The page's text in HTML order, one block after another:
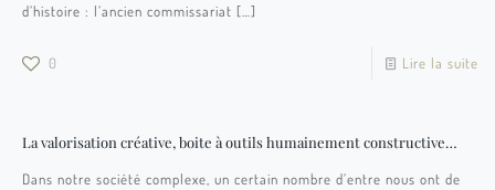
d’histoire : l’ancien commissariat […]
0 Lire la suite
La valorisation créative, boite à outils humainement constructive…
Dans notre société complexe, un certain nombre d’entre nous ont de